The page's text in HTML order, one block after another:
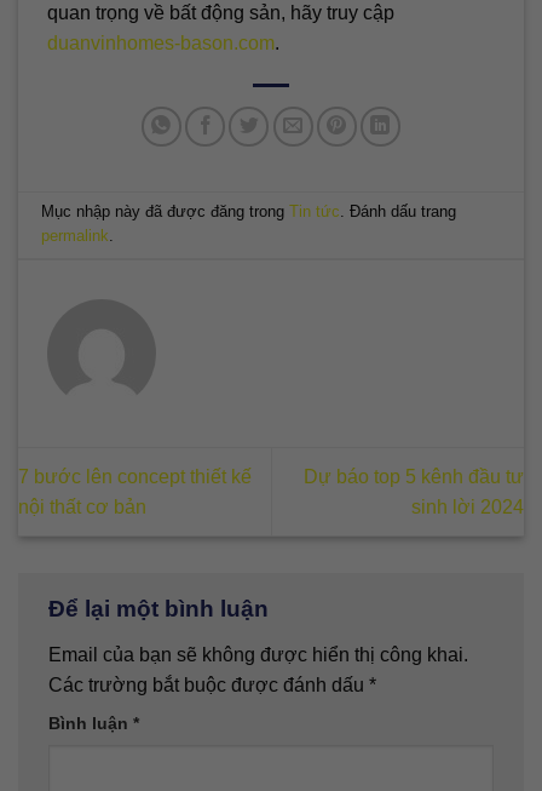
quan trọng về bất động sản, hãy truy cập
duanvinhomes-bason.com.
Mục nhập này đã được đăng trongTin tức. Đánh dấu trang
permalink.
7 bước lên concept thiết kế
nội thất cơ bản
Dự báo top 5 kênh đầu tư
sinh lời 2024
Để lại một bình luận
Email của bạn sẽ không được hiển thị công khai.
Các trường bắt buộc được đánh dấu *
Bình luận *